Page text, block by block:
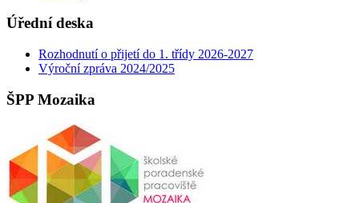
Úřední deska
Rozhodnutí o přijetí do 1. třídy 2026-2027
Výroční zpráva 2024/2025
ŠPP Mozaika